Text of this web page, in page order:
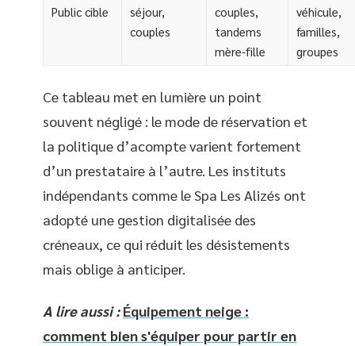
Public cible
séjour,
couples
couples,
tandems
mère-fille
véhicule,
familles,
groupes
Ce tableau met en lumière un point
souvent négligé : le mode de réservation et
la politique d’acompte varient fortement
d’un prestataire à l’autre. Les instituts
indépendants comme le Spa Les Alizés ont
adopté une gestion digitalisée des
créneaux, ce qui réduit les désistements
mais oblige à anticiper.
A lire aussi : Équipement neige :
comment bien s'équiper pour partir en